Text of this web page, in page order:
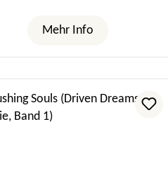
Mehr Info